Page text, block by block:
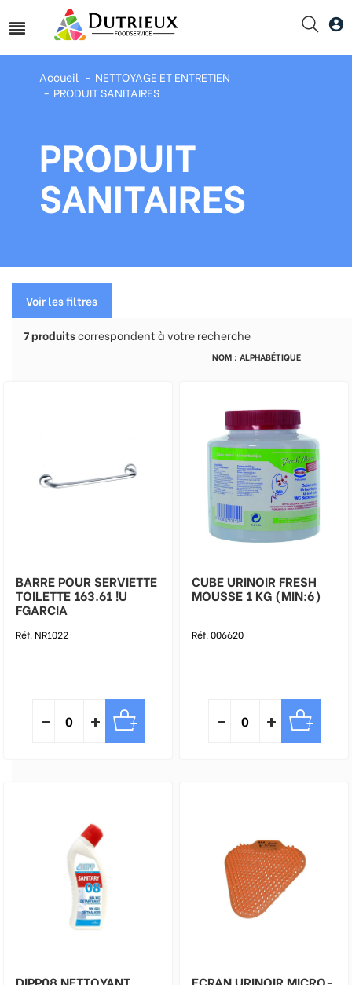
Accueil
NETTOYAGE ET ENTRETIEN
PRODUIT SANITAIRES
PRODUIT
SANITAIRES
Voir les filtres
7produitscorrespondent à votre recherche
BARRE POUR SERVIETTE
TOILETTE 163.61 !U
FGARCIA
Réf. NR1022
CUBE URINOIR FRESH
MOUSSE 1 KG (MIN:6)
Réf. 006620